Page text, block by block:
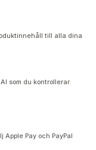
till alla dina
som du kontrollerar.
Apple Pay och PayPal